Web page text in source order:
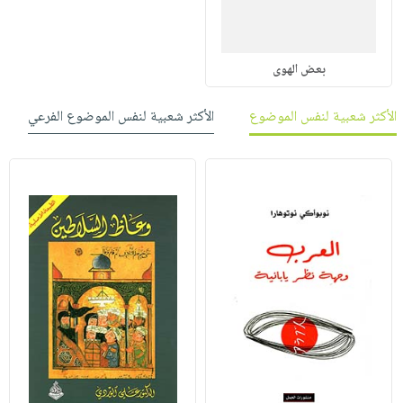
بعض الهوى
الأكثر شعبية لنفس الموضوع الأكثر شعبية لنفس الموضوع الفرعي